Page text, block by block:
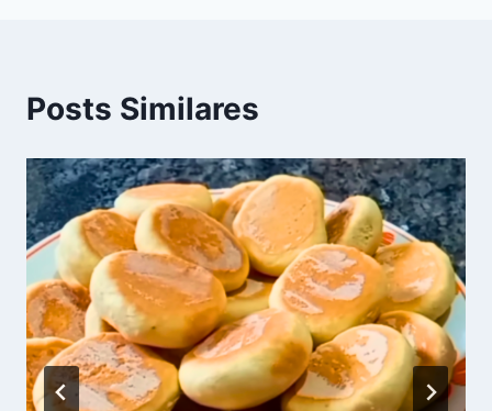
Posts Similares